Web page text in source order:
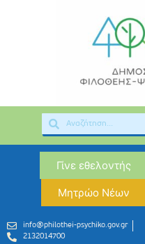
Γίνε εθελοντής
Μητρώο Νέων
info@philothei-psychiko.gov.gr
2132014700